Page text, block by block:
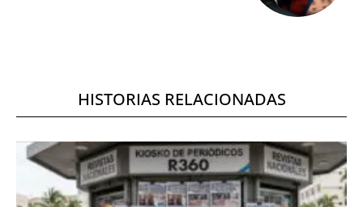
HISTORIAS RELACIONADAS